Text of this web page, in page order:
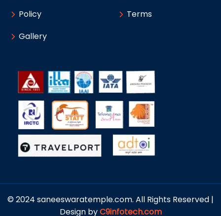
Policy
Terms
Gallery
© 2024 saneeswaratemple.com. All Rights Reserved |
Design byC9infotech.com